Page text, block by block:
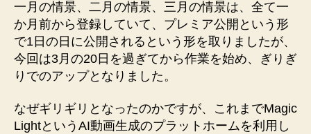
園
の
象
へ
の
一月の情景、二月の情景、三月の情景は、全て一
か月前から登録していて、プレミア公開という形
で1日の日に公開されるという形を取りましたが、
今回は3月の20日を過ぎてから作業を始め、ぎりぎ
りでのアップとなりました。
なぜギリギリとなったのかですが、これまでMagic
LightというAI動画生成のプラットホームを利用し